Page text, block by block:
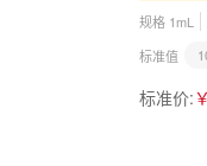
规格 1mL
标准值
标准价: ￥